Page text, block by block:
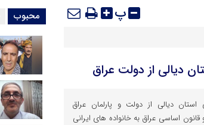
پ
دیالی از دولت عراق
دیالی از دولت و پارلمان عراق
اساسی عراق به خانواده های ایرانی
محبوب